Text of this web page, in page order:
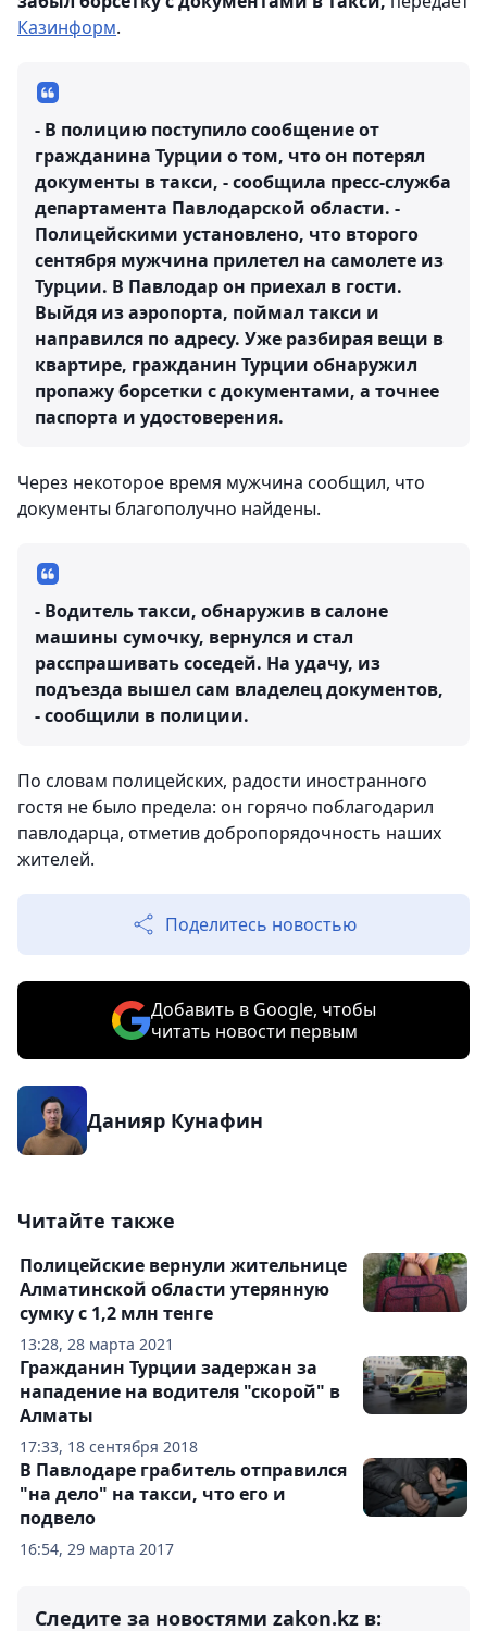
Казинформ.
- В полицию поступило сообщение от
гражданина Турции о том, что он потерял
документы в такси, - сообщила пресс-служба
департамента Павлодарской области. -
Полицейскими установлено, что второго
сентября мужчина прилетел на самолете из
Турции. В Павлодар он приехал в гости.
Выйдя из аэропорта, поймал такси и
направился по адресу. Уже разбирая вещи в
квартире, гражданин Турции обнаружил
пропажу борсетки с документами, а точнее
паспорта и удостоверения.
Через некоторое время мужчина сообщил, что
документы благополучно найдены.
- Водитель такси, обнаружив в салоне
машины сумочку, вернулся и стал
расспрашивать соседей. На удачу, из
подъезда вышел сам владелец документов,
- сообщили в полиции.
По словам полицейских, радости иностранного
гостя не было предела: он горячо поблагодарил
павлодарца, отметив добропорядочность наших
жителей.
Поделитесь новостью
Добавить в Google, чтобы
читать новости первым
Данияр Кунафин
Читайте также
13:28, 28 марта 2021
Полицейские вернули жительнице
Алматинской области утерянную
сумку с 1,2 млн тенге
17:33, 18 сентября 2018
Гражданин Турции задержан за
нападение на водителя "скорой" в
Алматы
16:54, 29 марта 2017
В Павлодаре грабитель отправился
"на дело" на такси, что его и
подвело
Следите за новостями zakon.kz в: